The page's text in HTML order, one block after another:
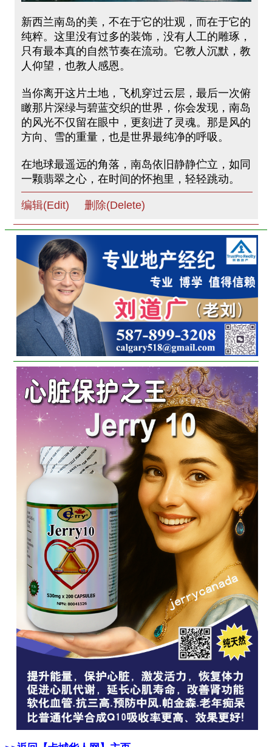
新西兰南岛的美，不在于它的壮观，而在于它的
纯粹。这里没有过多的装饰，没有人工的雕琢，
只有最本真的自然节奏在流动。它教人沉默，教
人仰望，也教人感恩。
当你离开这片土地，飞机穿过云层，最后一次俯
瞰那片深绿与碧蓝交织的世界，你会发现，南岛
的风光不仅留在眼中，更刻进了灵魂。那是风的
方向、雪的重量，也是世界最纯净的呼吸。
在地球最遥远的角落，南岛依旧静静伫立，如同
一颗翡翠之心，在时间的怀抱里，轻轻跳动。
编辑(Edit) 删除(Delete)